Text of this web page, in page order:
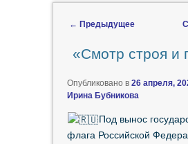
← Предыдущее
«Смотр строя и
Опубликовано в 26 апреля,
Ирина Бубникова
Под вынос
флага Российской